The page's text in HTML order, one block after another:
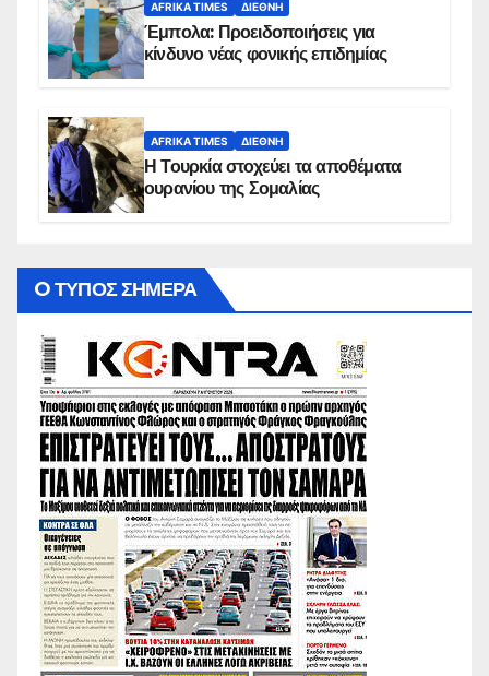
AFRIKA TIMES ΔΙΕΘΝΉ
Έμπολα: Προειδοποιήσεις για
κίνδυνο νέας φονικής επιδημίας
AFRIKA TIMES ΔΙΕΘΝΉ
Η Τουρκία στοχεύει τα αποθέματα
ουρανίου της Σομαλίας
O ΤΥΠΟΣ ΣΗΜΕΡΑ